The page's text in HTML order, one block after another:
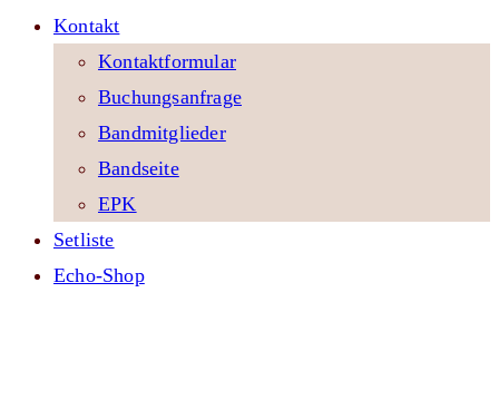
Kontakt
Kontaktformular
Buchungsanfrage
Bandmitglieder
Bandseite
EPK
Setliste
Echo-Shop